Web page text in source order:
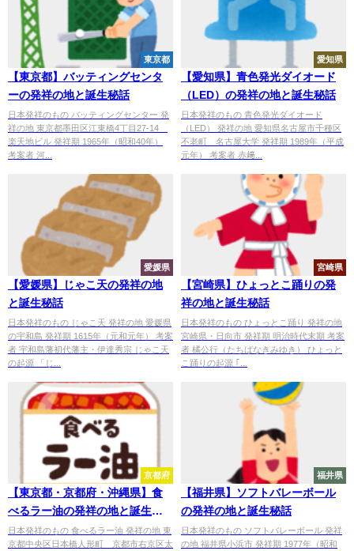
東京都
【東京都】バッティングセンタ
ーの発祥の地と誕生秘話
日本発祥のもの バッティングセンター 発
祥の地 東京都墨田区江東橋4丁目27-14
楽天地ビル 発祥期 1965年（昭和40年）
考案者 河...
愛知県
【愛知県】青色発光ダイオード
（LED）の発祥の地と誕生秘話
日本発祥のもの 青色発光ダイオード
（LED） 発祥の地 愛知県名古屋市千種区
不老町 名古屋大学 発祥期 1989年（平成
元年） 考案者 赤﨑...
愛媛県
【愛媛県】じゃこ天の発祥の地
と誕生秘話
日本発祥のもの じゃこ天 発祥の地 愛媛県
の宇和島 発祥期 1615年（元和元年） 考案
者 宇和島藩初代藩主・伊達秀宗 じゃこ天
の起源 「じ...
宮崎県
【宮崎県】ひょっとこ踊りの発
祥の地と誕生秘話
日本発祥のもの ひょっとこ踊り 発祥の地
宮崎県・日向市 発祥期 明治時代末期 考案
者 橘公行（たちばなきみゆき） ひょっと
こ踊りの起源 ｢...
京都府
【東京都・京都府・沖縄県】食
べるラー油の発祥の地と誕生秘
話
日本発祥のもの 食べるラー油 発祥の地 東
京都中央区日本橋人形町 京都市右京区太
福井県
【福井県】ソフトバレーボール
の発祥の地と誕生秘話
日本発祥のもの ソフトバレーボール 発祥
の地 福井県小浜市 発祥期 1977年（昭和